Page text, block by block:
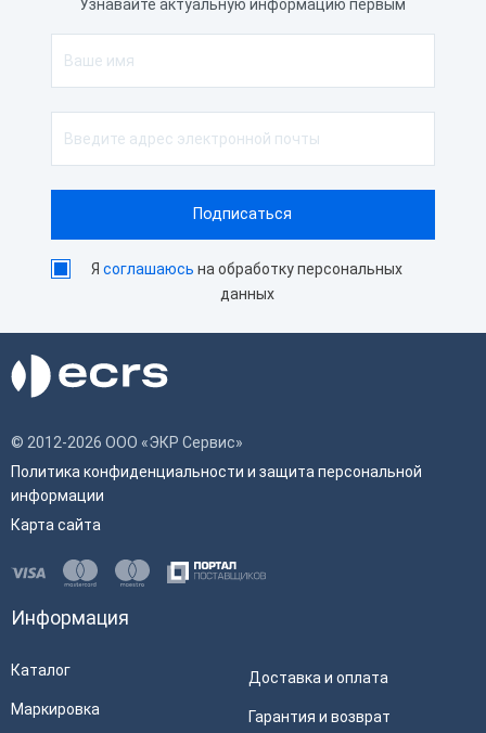
Узнавайте актуальную информацию первым
Ясоглашаюсь на обработку персональных
данных
© 2012-2026 ООО «ЭКР Сервис»
Политика конфиденциальности и защита персональной
информации
Карта сайта
Информация
Каталог
Маркировка
Доставка и оплата
Гарантия и возврат